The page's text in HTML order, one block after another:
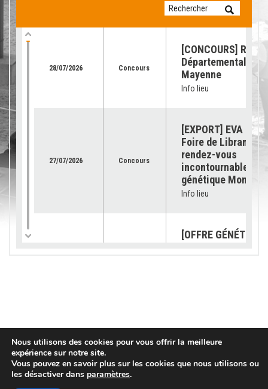
28/07/2026 Concours
[CONCOURS]
Départemental de
Mayenne
Info lieu
27/07/2026 Concours
[EXPORT] EVA
Foire de Libramont
rendez-vous
incontournable
génétique
Info lieu
[OFFRE
03/07/2026 Services
demandes sont
pour les « petits
Info lieu
Nous utilisons des cookies pour vous offrir la meilleure
expérience sur notre site.
Vous pouvez en savoir plus sur les cookies que nous utilisons ou
les désactiver dans paramètres.